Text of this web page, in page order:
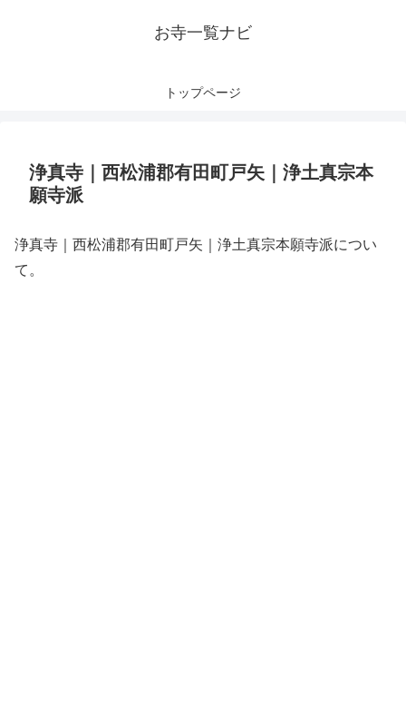
お寺一覧ナビ
トップページ
浄真寺｜西松浦郡有田町戸矢｜浄土真宗本
願寺派
浄真寺｜西松浦郡有田町戸矢｜浄土真宗本願寺派につい
て。